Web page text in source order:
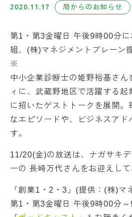
2020.11.17 局からのお知らせ
第1・第3金曜日 午後9時00分
組、(株)マネジメントブレーン
※
中小企業診断士の姫野裕基さん
ィに、武蔵野地区で活躍する起
に招いたゲストトークを展開。
なエピソードや、ビジネスアド
す。
11/20(金)の放送は、ナガサキ
ーの 長崎万代さんをお迎えして
「創業1・2・3」(提供：(株)マ
第1・第3金曜日 午後9時00分